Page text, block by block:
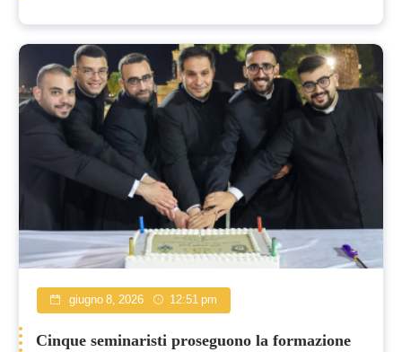
giugno 8, 2026 12:51 pm
Cinque seminaristi proseguono la formazione